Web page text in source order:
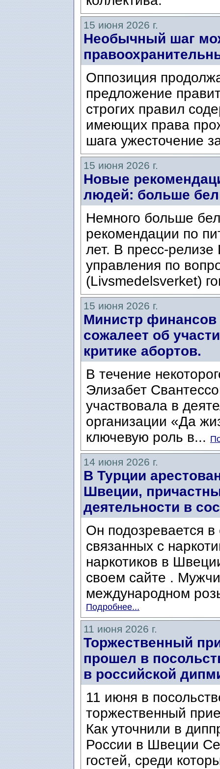
15 июня 2026 г.
Необычный шаг
Оппозиция
предложение
строгих правил
имеющих права
шага ужесточение
15 июня 2026 г.
Новые
людей: больше
Немного больше
рекомендации по
лет. В пресс-релизе
управления по
(Livsmedelsverket)
15 июня 2026 г.
Министр финансов
сожалеет об
критике абортов.
В течение
Элизабет
участвовала в
организации «Да
ключевую роль в...
14 июня 2026 г.
В Турции
Швеции,
деятельности в
Он подозревается
связанных с
наркотиков в
своем сайте .
международном
Подробнее...
11 июня 2026 г.
Торжественный
прошел в
в российской
11 июня в
торжественный
Как уточнили в
России в Швеции
гостей, среди